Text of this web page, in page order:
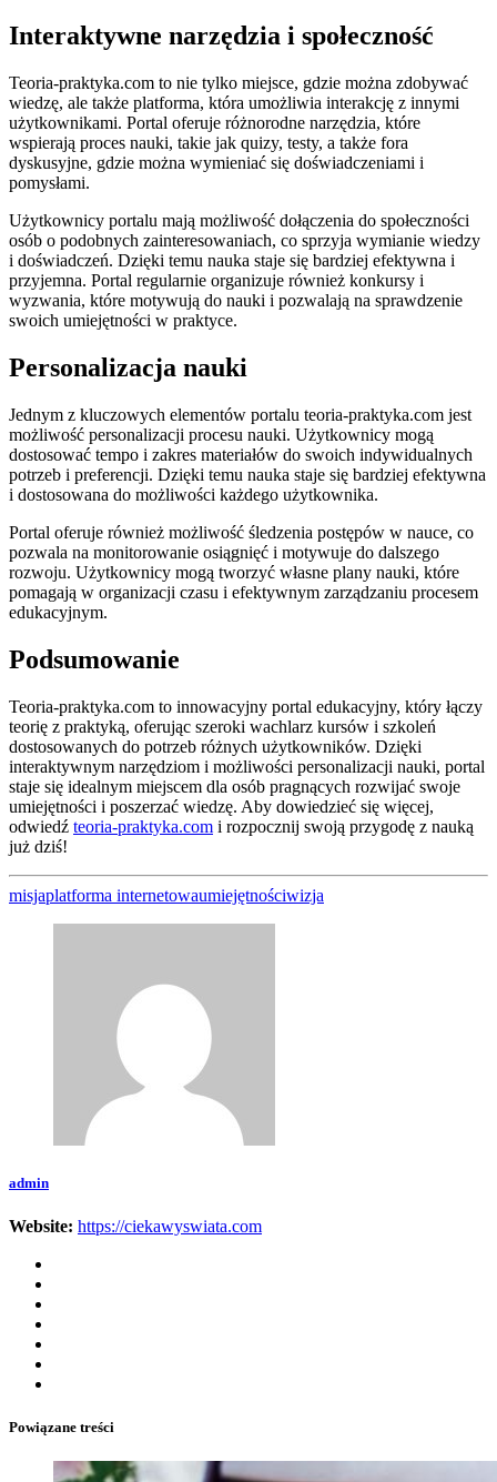
Interaktywne narzędzia i społeczność
Teoria-praktyka.com to nie tylko miejsce, gdzie można zdobywać
wiedzę, ale także platforma, która umożliwia interakcję z innymi
użytkownikami. Portal oferuje różnorodne narzędzia, które
wspierają proces nauki, takie jak quizy, testy, a także fora
dyskusyjne, gdzie można wymieniać się doświadczeniami i
pomysłami.
Użytkownicy portalu mają możliwość dołączenia do społeczności
osób o podobnych zainteresowaniach, co sprzyja wymianie wiedzy
i doświadczeń. Dzięki temu nauka staje się bardziej efektywna i
przyjemna. Portal regularnie organizuje również konkursy i
wyzwania, które motywują do nauki i pozwalają na sprawdzenie
swoich umiejętności w praktyce.
Personalizacja nauki
Jednym z kluczowych elementów portalu teoria-praktyka.com jest
możliwość personalizacji procesu nauki. Użytkownicy mogą
dostosować tempo i zakres materiałów do swoich indywidualnych
potrzeb i preferencji. Dzięki temu nauka staje się bardziej efektywna
i dostosowana do możliwości każdego użytkownika.
Portal oferuje również możliwość śledzenia postępów w nauce, co
pozwala na monitorowanie osiągnięć i motywuje do dalszego
rozwoju. Użytkownicy mogą tworzyć własne plany nauki, które
pomagają w organizacji czasu i efektywnym zarządzaniu procesem
edukacyjnym.
Podsumowanie
Teoria-praktyka.com to innowacyjny portal edukacyjny, który łączy
teorię z praktyką, oferując szeroki wachlarz kursów i szkoleń
dostosowanych do potrzeb różnych użytkowników. Dzięki
interaktywnym narzędziom i możliwości personalizacji nauki, portal
staje się idealnym miejscem dla osób pragnących rozwijać swoje
umiejętności i poszerzać wiedzę. Aby dowiedzieć się więcej,
odwiedź teoria-praktyka.com i rozpocznij swoją przygodę z nauką
już dziś!
misjaplatforma internetowaumiejętnościwizja
admin
Website: https://ciekawyswiata.com
Powiązane treści